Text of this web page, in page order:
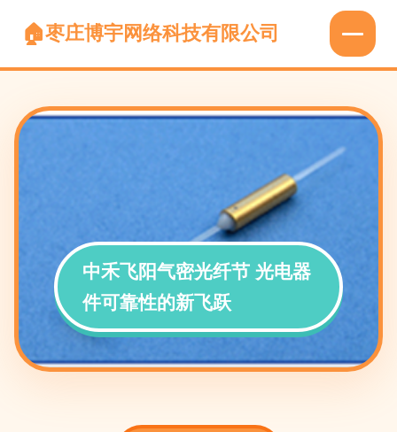
枣庄博宇网络科技有限公司
中禾飞阳气密光纤节 光电器
件可靠性的新飞跃